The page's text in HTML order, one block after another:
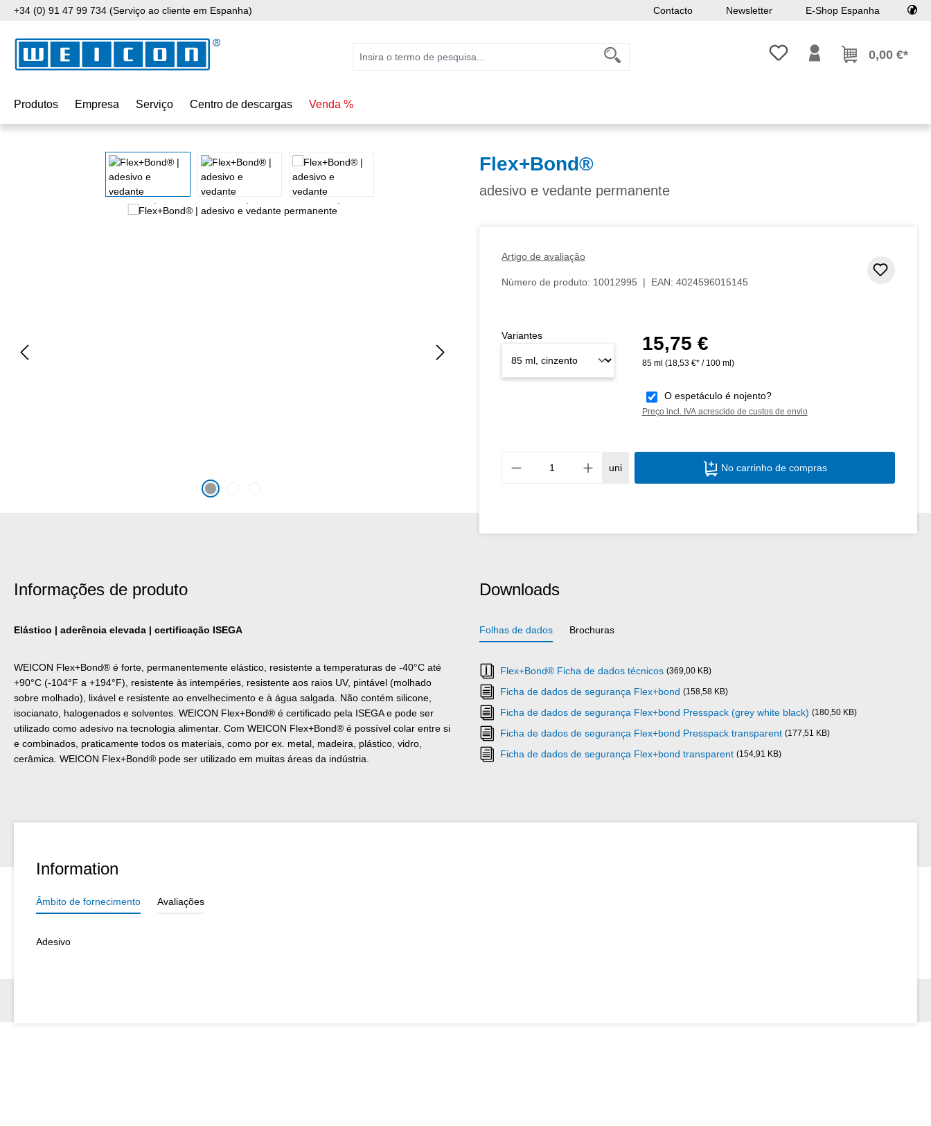
o conteúdo principal
Saltar para a pesquisa
Saltar para a navegação principal
+34 (0) 91 47 99 734 (Serviço ao cliente em Espanha) Contacto Newsletter E-Shop Espanha
Tem 0 itens da lista de desejos
0,00 €*
Produtos Empresa Serviço Centro de descargas Venda %
Ignorar galeria de imagens Flex+Bond®
adesivo e vedante permanente
Artigo de avaliação
Número de produto: 10012995 | EAN: 4024596015145
Preço normal:
15,75 €
85 ml (18,53 €* / 100 ml)
O espetáculo é nojento?
Preço incl. IVA acrescido de custos de envio
Variantes
Quantidade do Produto: Insira a
uni No carrinho de compras
Informações de produto
Elástico | aderência elevada | certificação ISEGA
WEICON Flex+Bond® é forte, permanentemente elástico, resistente a temperaturas de -40°C até
+90°C (-104°F a +194°F), resistente às intempéries, resistente aos raios UV, pintável (molhado
sobre molhado), lixável e resistente ao envelhecimento e à água salgada. Não contém silicone,
isocianato, halogenados e solventes. WEICON Flex+Bond® é certificado pela ISEGA e pode ser
utilizado como adesivo na tecnologia alimentar. Com WEICON Flex+Bond® é possível colar entre si
e combinados, praticamente todos os materiais, como por ex. metal, madeira, plástico, vidro,
cerâmica. WEICON Flex+Bond® pode ser utilizado em muitas áreas da indústria.
Downloads
Folhas de dados Brochuras
Flex+Bond® Ficha de dados técnicos (369,00 KB)
Ficha de dados de segurança Flex+bond (158,58 KB)
Ficha de dados de segurança Flex+bond Presspack (grey white black) (180,50 KB)
Ficha de dados de segurança Flex+bond Presspack transparent (177,51 KB)
Ficha de dados de segurança Flex+bond transparent (154,91 KB)
Information
Âmbito de fornecimento Avaliações
Adesivo